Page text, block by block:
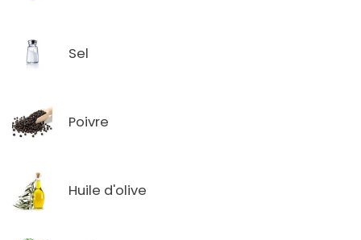
Sel
Poivre
Huile d'olive